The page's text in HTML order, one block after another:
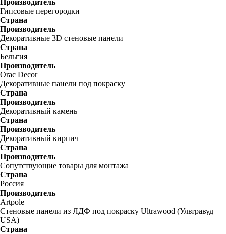
Производитель
Гипсовые перегородки
Страна
Производитель
Декоративные 3D стеновые панели
Страна
Бельгия
Производитель
Orac Decor
Декоративные панели под покраску
Страна
Производитель
Декоративный камень
Страна
Производитель
Декоративный кирпич
Страна
Производитель
Сопутствующие товары для монтажа
Страна
Россия
Производитель
Artpole
Стеновые панели из ЛДФ под покраску Ultrawood (Ультравуд
USA)
Страна